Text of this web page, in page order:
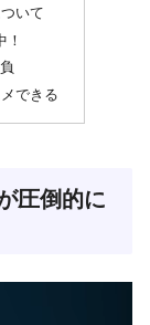
いて
できる
圧倒的に